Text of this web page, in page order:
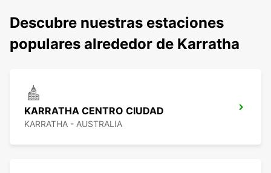
Descubre nuestras estaciones
populares alrededor de Karratha
KARRATHA CENTRO CIUDAD
KARRATHA - AUSTRALIA